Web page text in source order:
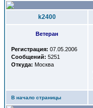
k2400
Ветеран
Регистрация: 07.05.2006
Сообщений: 5251
Откуда: Москва
В начало страницы